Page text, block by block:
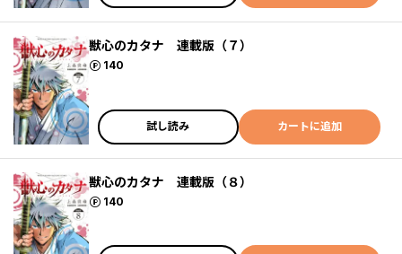
獣心のカタナ 連載版（７）
140
ポイント
試し読み カートに追加
獣心のカタナ 連載版（８）
140
ポイント